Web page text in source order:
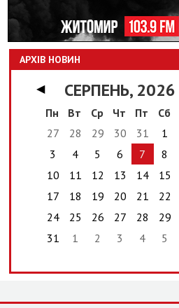
АРХІВ НОВИН
◀ СЕРПЕНЬ, 2026
Пн
Вт Ср Чт Пт Сб
27
28 29 30 31 1
3
4 5 6 7 8
10
11 12 13 14 15
17
18 19 20 21 22
24
25 26 27 28 29
31
1 2 3 4 5